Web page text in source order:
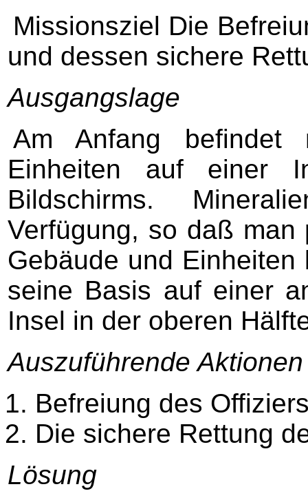
Missionsziel Die
und dessen sichere
Ausgangslage
Am Anfang befindet
Einheiten auf einer
Bildschirms.
Verfügung, so daß man
Gebäude und
seine Basis auf einer
Insel in der oberen
Auszuführende Aktionen
Befreiung des
Die sichere Rettung
Lösung